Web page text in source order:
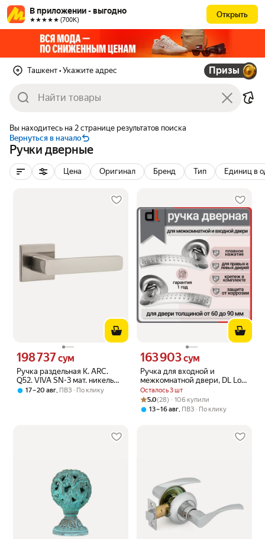
В приложении - выгодно
★★★★★ (700К)
Открыть
Ташкент • Укажите адрес Призы
Вы находитесь на 2 странице результатов поиска
Вернуться в начало
Ручки дверные
Цена Оригинал Бренд Тип Единиц в
Ручка раздельная K. ARC.
Q52. VIVA SN-3 мат. никель
(PUNTO)
Цена 198737 сум вместо
198 737сум
17 – 20 авг, ПВЗ По клику
Ручка для входной и
межкомнатной двери, DL Loft
A19R CP (полированный
хром), толщина двери 60-
90мм, шток 140мм
Осталось 3 шт
Цена 163903 сум вместо
163 903сум
Рейтинг товара: 5.0 из 5
Оценок: (28) · 106 купили
5.0(28) · 106 купили
13 – 16 авг, ПВЗ По клику